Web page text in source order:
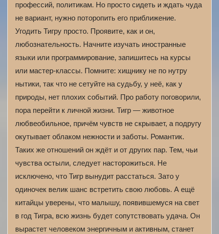
профессий, политикам. Но просто сидеть и ждать чуда
не вариант, нужно поторопить его приближение.
Угодить Тигру просто. Проявите, как и он,
любознательность. Начните изучать иностранные
языки или программирование, запишитесь на курсы
или мастер-классы. Помните: хищнику не по нутру
нытики, так что не сетуйте на судьбу, у неё, как у
природы, нет плохих событий. Про работу поговорили,
пора перейти к личной жизни. Тигр — животное
любвеобильное, причём чувств не скрывает, а подругу
окутывает облаком нежности и заботы. Романтик.
Таких же отношений он ждёт и от других пар. Тем, чьи
чувства остыли, следует насторожиться. Не
исключено, что Тигр вынудит расстаться. Зато у
одиночек велик шанс встретить свою любовь. А ещё
китайцы уверены, что малышу, появившемуся на свет
в год Тигра, всю жизнь будет сопутствовать удача. Он
вырастет человеком энергичным и активным, станет